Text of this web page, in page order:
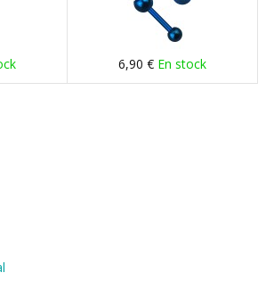
6,90 € En stock